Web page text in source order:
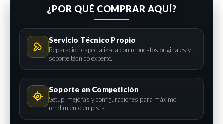
¿POR QUÉ COMPRAR AQUÍ?
Servicio Técnico Propio
Reparación especializada con repuestos originales y
soporte técnico experto.
Soporte en Competición
Setup, mejoras y configuraciones para máximo
rendimiento en pista.